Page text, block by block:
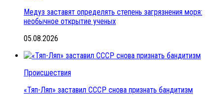
Медуз заставят определять степень загрязнения моря:
необычное открытие ученых
05.08.2026
Происшествия
«Тяп-Ляп» заставил СССР снова признать бандитизм